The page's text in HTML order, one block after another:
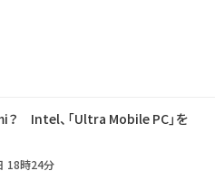
？ Intel、「Ultra Mobile PC」を
18時24分